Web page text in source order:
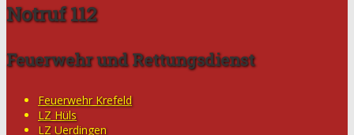
Notruf 112
Feuerwehr und Rettungsdienst
Feuerwehr Krefeld
LZ Hüls
LZ Uerdingen